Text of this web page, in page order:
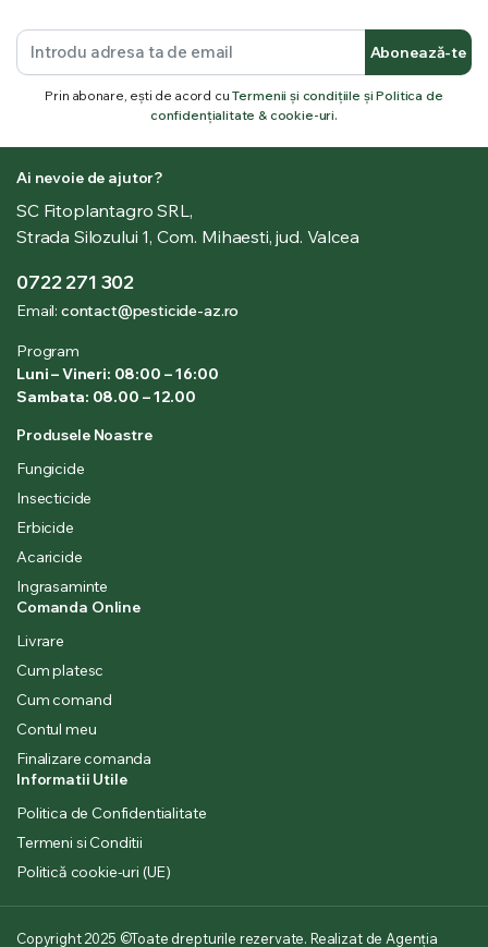
Abonează-te
Prin abonare, ești de acord cuTermenii și condițiile și Politica de
confidențialitate & cookie-uri.
Ai nevoie de ajutor?
SC Fitoplantagro SRL,
Strada Silozului 1, Com. Mihaesti, jud. Valcea
0722 271 302
Email: contact@pesticide-az.ro
Program
Luni – Vineri: 08:00 – 16:00
Sambata: 08.00 – 12.00
Produsele Noastre
Fungicide
Insecticide
Erbicide
Acaricide
Ingrasaminte
Comanda Online
Livrare
Cum platesc
Cum comand
Contul meu
Finalizare comanda
Informatii Utile
Politica de Confidentialitate
Termeni si Conditii
Politică cookie-uri (UE)
Copyright 2025 ©Toate drepturile rezervate. Realizat de Agenția